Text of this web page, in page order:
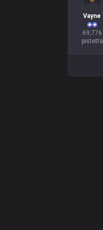
Vayne
69,776
pistettä